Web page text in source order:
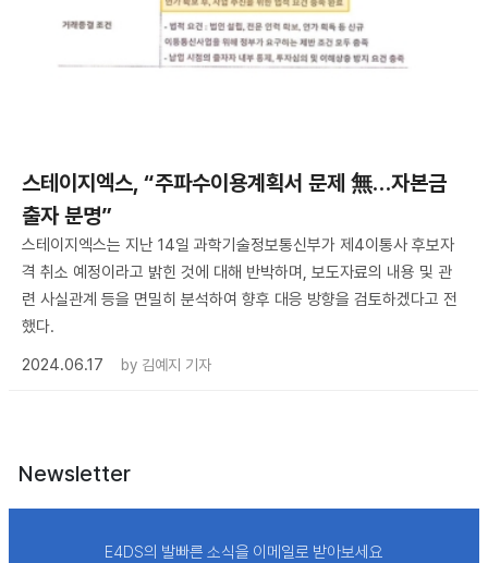
스테이지엑스, “주파수이용계획서 문제 無…자본금
출자 분명”
스테이지엑스는 지난 14일 과학기술정보통신부가 제4이통사 후보자
격 취소 예정이라고 밝힌 것에 대해 반박하며, 보도자료의 내용 및 관
련 사실관계 등을 면밀히 분석하여 향후 대응 방향을 검토하겠다고 전
했다.
2024.06.17
by 김예지 기자
Newsletter
E4DS의 발빠른 소식을 이메일로 받아보세요